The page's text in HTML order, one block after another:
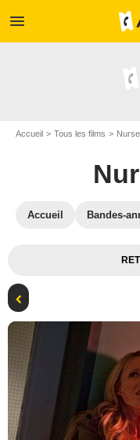
menu
Accueil Tous les films
Accueil Bandes-